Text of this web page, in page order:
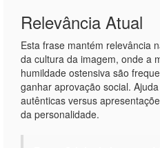
Relevância Atual
Esta frase mantém relevância
da cultura da imagem, onde a
humildade ostensiva são
ganhar aprovação social.
autênticas versus
da personalidade.